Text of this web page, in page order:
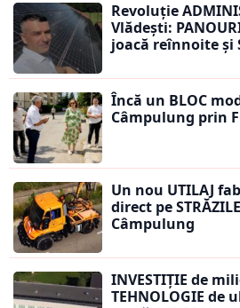
Revoluție
Vlădești:
joacă reînnoite și
Încă un BLOC
Câmpulung prin
Un nou UTILAJ
direct pe
Câmpulung
INVESTIȚIE de
TEHNOLOGIE de